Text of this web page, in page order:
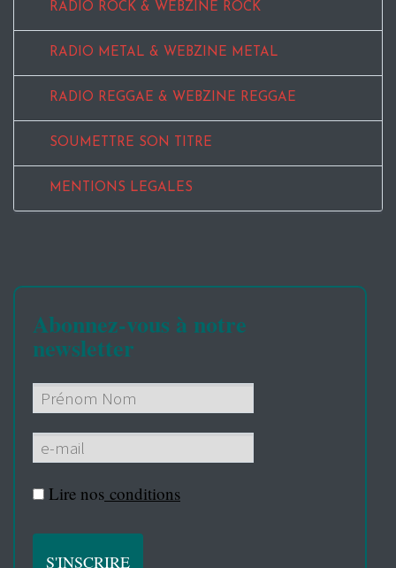
RADIO ROCK & WEBZINE ROCK
RADIO METAL & WEBZINE METAL
RADIO REGGAE & WEBZINE REGGAE
SOUMETTRE SON TITRE
MENTIONS LEGALES
Abonnez-vous à notre
newsletter
Lire nos conditions